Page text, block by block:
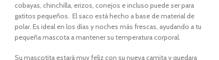
cobayas, chinchilla, erizos, conejos e incluso puede ser para
gatitos pequeños. El saco está hecho a base de material de
polar. Es ideal en los días y noches más frescas, ayudando a tu
pequeña mascota a mantener su temperatura corporal.
Su mascotita estará muy feliz con su nueva camita y quedara